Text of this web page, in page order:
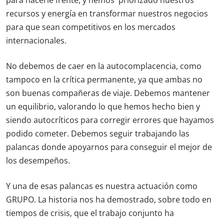
recursos y energía en transformar nuestros negocios
para que sean competitivos en los mercados
internacionales.
No debemos de caer en la autocomplacencia, como
tampoco en la crítica permanente, ya que ambas no
son buenas compañeras de viaje. Debemos mantener
un equilibrio, valorando lo que hemos hecho bien y
siendo autocríticos para corregir errores que hayamos
podido cometer. Debemos seguir trabajando las
palancas donde apoyarnos para conseguir el mejor de
los desempeños.
Y una de esas palancas es nuestra actuación como
GRUPO. La historia nos ha demostrado, sobre todo en
tiempos de crisis, que el trabajo conjunto ha